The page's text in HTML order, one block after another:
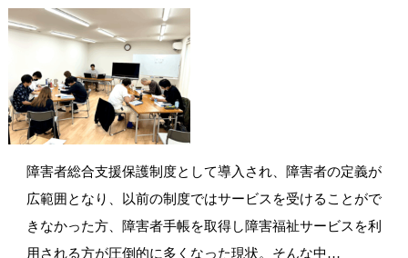
障害者総合支援保護制度として導入され、障害者の定義が
広範囲となり、以前の制度ではサービスを受けることがで
きなかった方、障害者手帳を取得し障害福祉サービスを利
用される方が圧倒的に多くなった現状。そんな中…